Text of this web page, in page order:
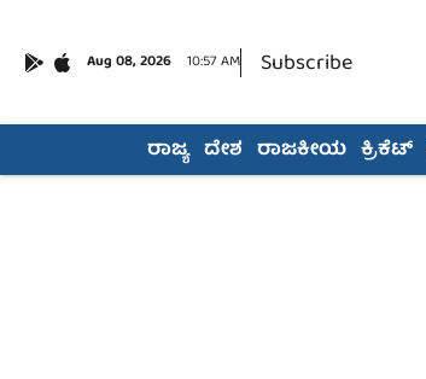
Aug 08, 2026 10:57 AM Subscribe
ರಾಜ್ಯ ದೇಶ ರಾಜಕೀಯ ಕ್ರಿಕೆಟ್